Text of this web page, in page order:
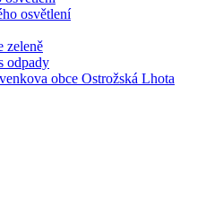
osvětlení
zeleně
odpady
obce Ostrožská Lhota